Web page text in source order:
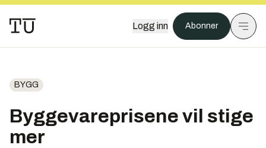
Logg inn Abonner
BYGG
Byggevareprisene vil stige
mer